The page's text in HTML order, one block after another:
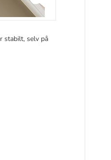
stabilt, selv på